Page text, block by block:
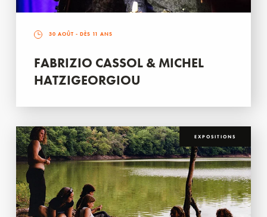
30 AOÛT - DÈS 11 ANS
FABRIZIO CASSOL & MICHEL
HATZIGEORGIOU
EXPOSITIONS